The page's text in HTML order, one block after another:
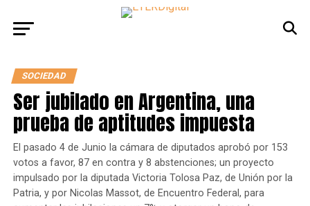
SOCIEDAD
Ser jubilado en Argentina, una
prueba de aptitudes impuesta
El pasado 4 de Junio la cámara de diputados aprobó por 153
votos a favor, 87 en contra y 8 abstenciones; un proyecto
impulsado por la diputada Victoria Tolosa Paz, de Unión por la
Patria, y por Nicolas Massot, de Encuentro Federal, para